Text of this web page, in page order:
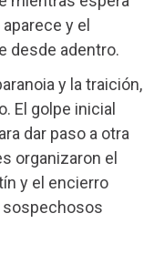
y el
desde adentro.
y la traición,
El golpe inicial
dar paso a otra
organizaron el
y el encierro
sospechosos